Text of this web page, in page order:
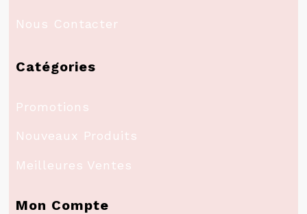
Nous Contacter
Catégories
Promotions
Nouveaux Produits
Meilleures Ventes
Mon Compte